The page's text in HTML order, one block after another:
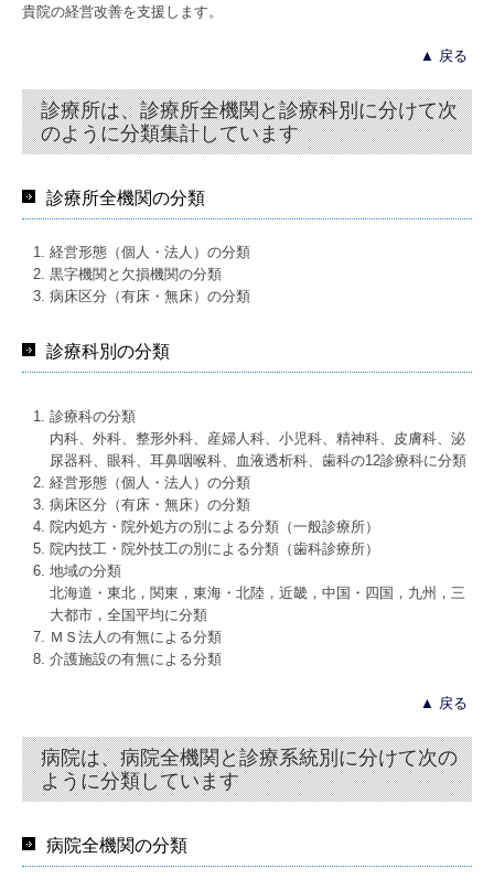
貴院の経営改善を支援します。
▲ 戻る
診療所は、診療所全機関と診療科別に分けて次
のように分類集計しています
診療所全機関の分類
経営形態（個人・法人）の分類
黒字機関と欠損機関の分類
病床区分（有床・無床）の分類
診療科別の分類
診療科の分類
内科、外科、整形外科、産婦人科、小児科、精神科、皮膚科、泌
尿器科、眼科、耳鼻咽喉科、血液透析科、歯科の12診療科に分類
経営形態（個人・法人）の分類
病床区分（有床・無床）の分類
院内処方・院外処方の別による分類（一般診療所）
院内技工・院外技工の別による分類（歯科診療所）
地域の分類
北海道・東北，関東，東海・北陸，近畿，中国・四国，九州，三
大都市，全国平均に分類
ＭＳ法人の有無による分類
介護施設の有無による分類
▲ 戻る
病院は、病院全機関と診療系統別に分けて次の
ように分類しています
病院全機関の分類